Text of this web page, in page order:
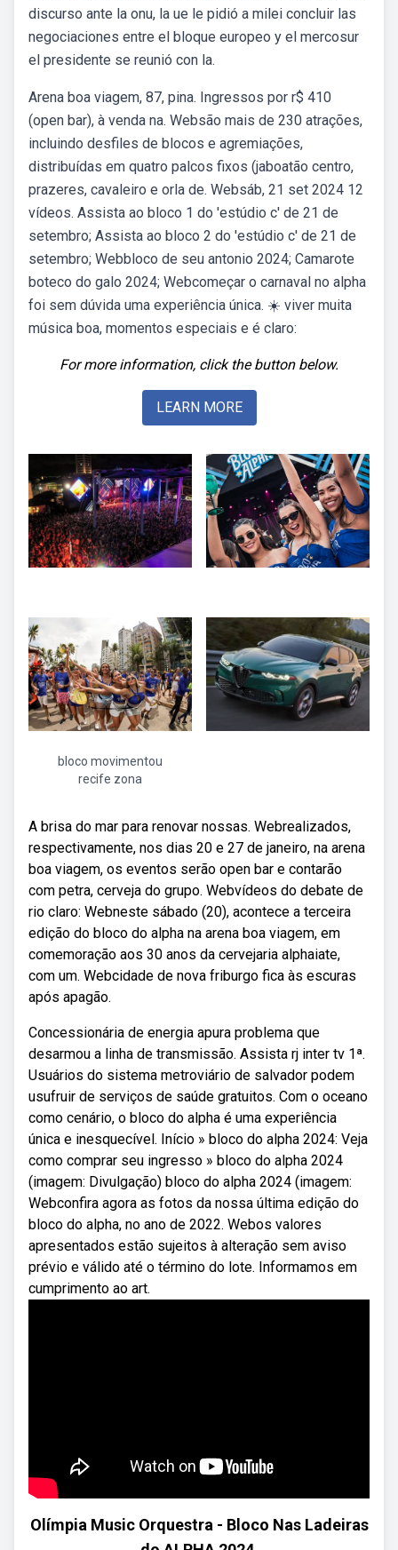
discurso ante la onu, la ue le pidió a milei concluir las
negociaciones entre el bloque europeo y el mercosur
el presidente se reunió con la.
Arena boa viagem, 87, pina. Ingressos por r$ 410
(open bar), à venda na. Websão mais de 230 atrações,
incluindo desfiles de blocos e agremiações,
distribuídas em quatro palcos fixos (jaboatão centro,
prazeres, cavaleiro e orla de. Websáb, 21 set 2024 12
vídeos. Assista ao bloco 1 do 'estúdio c' de 21 de
setembro; Assista ao bloco 2 do 'estúdio c' de 21 de
setembro; Webbloco de seu antonio 2024; Camarote
boteco do galo 2024; Webcomeçar o carnaval no alpha
foi sem dúvida uma experiência única. ☀️ viver muita
música boa, momentos especiais e é claro:
For more information, click the button below.
LEARN MORE
bloco movimentou
recife zona
A brisa do mar para renovar nossas. Webrealizados,
respectivamente, nos dias 20 e 27 de janeiro, na arena
boa viagem, os eventos serão open bar e contarão
com petra, cerveja do grupo. Webvídeos do debate de
rio claro: Webneste sábado (20), acontece a terceira
edição do bloco do alpha na arena boa viagem, em
comemoração aos 30 anos da cervejaria alphaiate,
com um. Webcidade de nova friburgo fica às escuras
após apagão.
Concessionária de energia apura problema que
desarmou a linha de transmissão. Assista rj inter tv 1ª.
Usuários do sistema metroviário de salvador podem
usufruir de serviços de saúde gratuitos. Com o oceano
como cenário, o bloco do alpha é uma experiência
única e inesquecível. Início » bloco do alpha 2024: Veja
como comprar seu ingresso » bloco do alpha 2024
(imagem: Divulgação) bloco do alpha 2024 (imagem:
Webconfira agora as fotos da nossa última edição do
bloco do alpha, no ano de 2022. Webos valores
apresentados estão sujeitos à alteração sem aviso
prévio e válido até o término do lote. Informamos em
cumprimento ao art.
Olímpia Music Orquestra - Bloco Nas Ladeiras